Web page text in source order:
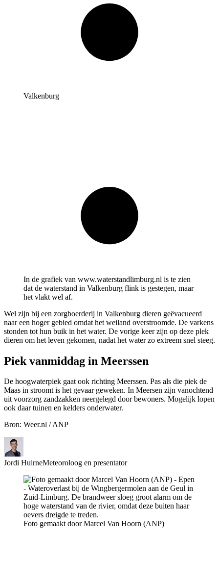
Valkenburg
In de grafiek van www.waterstandlimburg.nl is te zien
dat de waterstand in Valkenburg flink is gestegen, maar
het vlakt wel af.
Wel zijn bij een zorgboerderij in Valkenburg dieren geëvacueerd
naar een hoger gebied omdat het weiland overstroomde. De varkens
stonden tot hun buik in het water. De vorige keer zijn op deze plek
dieren om het leven gekomen, nadat het water zo extreem snel steeg.
Piek vanmiddag in Meerssen
De hoogwaterpiek gaat ook richting Meerssen. Pas als die piek de
Maas in stroomt is het gevaar geweken. In Meersen zijn vanochtend
uit voorzorg zandzakken neergelegd door bewoners. Mogelijk lopen
ook daar tuinen en kelders onderwater.
Bron: Weer.nl / ANP
Jordi HuirneMeteoroloog en presentator
Foto gemaakt door Marcel Van Hoorn (ANP)